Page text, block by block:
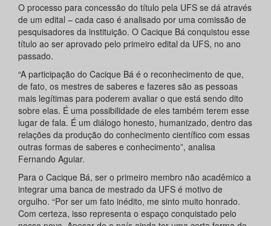
O processo para concessão do título pela UFS se dá através
de um edital – cada caso é analisado por uma comissão de
pesquisadores da instituição. O Cacique Bá conquistou esse
título ao ser aprovado pelo primeiro edital da UFS, no ano
passado.
“A participação do Cacique Bá é o reconhecimento de que,
de fato, os mestres de saberes e fazeres são as pessoas
mais legítimas para poderem avaliar o que está sendo dito
sobre elas. É uma possibilidade de eles também terem esse
lugar de fala. É um diálogo honesto, humanizado, dentro das
relações da produção do conhecimento científico com essas
outras formas de saberes e conhecimento”, analisa
Fernando Aguiar.
Para o Cacique Bá, ser o primeiro membro não acadêmico a
integrar uma banca de mestrado da UFS é motivo de
orgulho. “Por ser um fato inédito, me sinto muito honrado.
Com certeza, isso representa o espaço conquistado pelo